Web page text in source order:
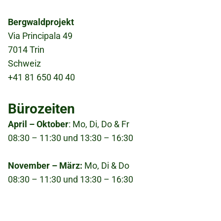
Bild
Bergwaldprojekt
Via Principala 49
7014 Trin
Schweiz
+41 81 650 40 40
Bürozeiten
April – Oktober: Mo, Di, Do & Fr
08:30 – 11:30 und 13:30 – 16:30
November – März: Mo, Di & Do
08:30 – 11:30 und 13:30 – 16:30